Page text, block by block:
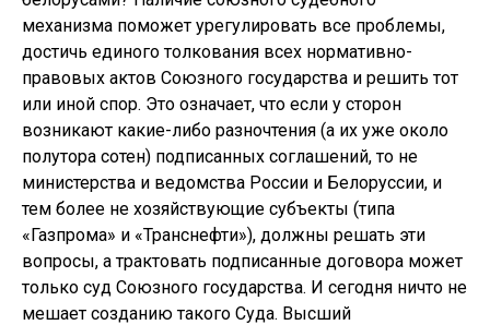
механизма поможет урегулировать все проблемы,
достичь единого толкования всех нормативно-
правовых актов Союзного государства и решить тот
или иной спор. Это означает, что если у сторон
возникают какие-либо разночтения (а их уже около
полутора сотен) подписанных соглашений, то не
министерства и ведомства России и Белоруссии, и
тем более не хозяйствующие субъекты (типа
«Газпрома» и «Транснефти»), должны решать эти
вопросы, а трактовать подписанные договора может
только суд Союзного государства. И сегодня ничто не
мешает созданию такого Суда. Высший